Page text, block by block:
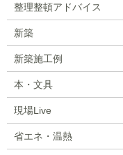
整理整頓アドバイス
新築
新築施工例
本・文具
現場Live
省エネ・温熱